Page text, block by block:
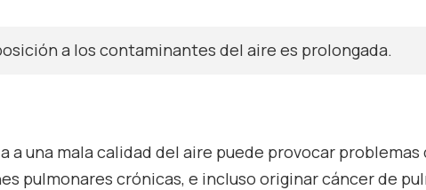
a los contaminantes del aire es prolongada.
a una mala calidad del aire puede provocar problemas
pulmonares crónicas, e incluso originar cáncer de